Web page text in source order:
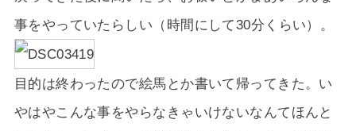
事をやっていたらしい（時間にして30分くらい）。
目的は終わったので絵馬とか書いて帰ってきた。い
やはやこんな事をやらなきゃいけないなんてほんと